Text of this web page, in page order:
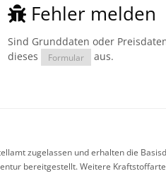
Fehler melden
Sind Grunddaten oder
dieses
Formular aus.
zugelassen und erhalten die
bereitgestellt. Weitere